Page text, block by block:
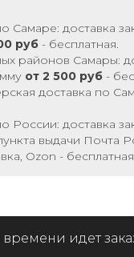
Самаре: доставка
руб - бесплатная.
районов Самары:
от 2 500 руб -
доставка по
России: доставка
выдачи Почта
Ozon -
идет